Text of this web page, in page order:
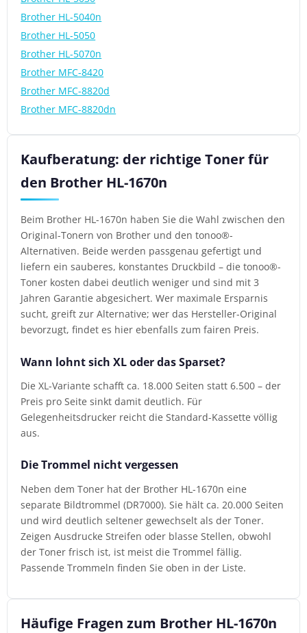
Brother HL-5040n
Brother HL-5050
Brother HL-5070n
Brother MFC-8420
Brother MFC-8820d
Brother MFC-8820dn
Kaufberatung: der richtige Toner für
den Brother HL-1670n
Beim Brother HL-1670n haben Sie die Wahl zwischen den
Original-Tonern von Brother und den tonoo®-
Alternativen. Beide werden passgenau gefertigt und
liefern ein sauberes, konstantes Druckbild – die tonoo®-
Toner kosten dabei deutlich weniger und sind mit 3
Jahren Garantie abgesichert. Wer maximale Ersparnis
sucht, greift zur Alternative; wer das Hersteller-Original
bevorzugt, findet es hier ebenfalls zum fairen Preis.
Wann lohnt sich XL oder das Sparset?
Die XL-Variante schafft ca. 18.000 Seiten statt 6.500 – der
Preis pro Seite sinkt damit deutlich. Für
Gelegenheitsdrucker reicht die Standard-Kassette völlig
aus.
Die Trommel nicht vergessen
Neben dem Toner hat der Brother HL-1670n eine
separate Bildtrommel (DR7000). Sie hält ca. 20.000 Seiten
und wird deutlich seltener gewechselt als der Toner.
Zeigen Ausdrucke Streifen oder blasse Stellen, obwohl
der Toner frisch ist, ist meist die Trommel fällig.
Passende Trommeln finden Sie oben in der Liste.
Häufige Fragen zum Brother HL-1670n